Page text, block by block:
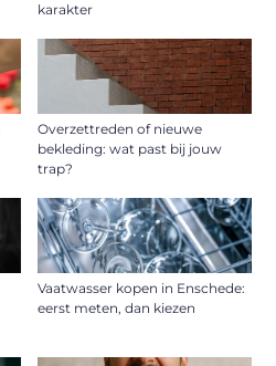
karakter
Overzettreden of nieuwe
bekleding: wat past bij jouw
trap?
Vaatwasser kopen in Enschede:
eerst meten, dan kiezen